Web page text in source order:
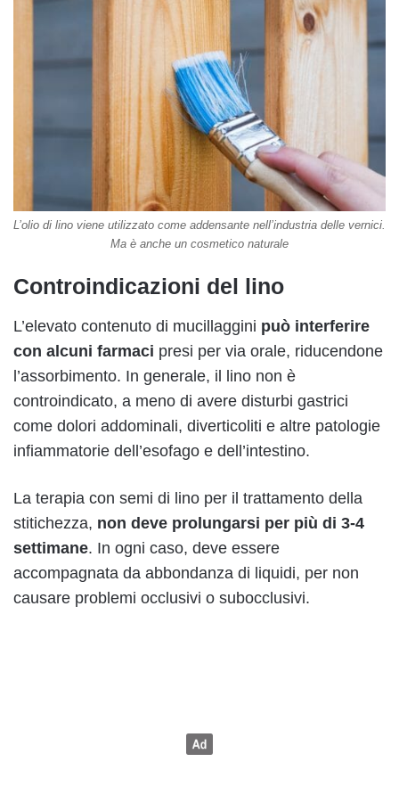
L’olio di lino viene utilizzato come addensante nell’industria delle vernici.
Ma è anche un cosmetico naturale
Controindicazioni del lino
L’elevato contenuto di mucillaggini può interferire
con alcuni farmaci presi per via orale, riducendone
l’assorbimento. In generale, il lino non è
controindicato, a meno di avere disturbi gastrici
come dolori addominali, diverticoliti e altre patologie
infiammatorie dell’esofago e dell’intestino.
La terapia con semi di lino per il trattamento della
stitichezza, non deve prolungarsi per più di 3-4
settimane. In ogni caso, deve essere
accompagnata da abbondanza di liquidi, per non
causare problemi occlusivi o subocclusivi.